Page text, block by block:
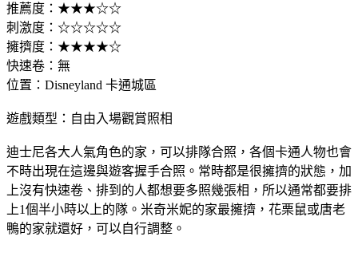
推薦度：★★★☆☆
刺激度：☆☆☆☆☆
擁擠度：★★★★☆
快速卷：無
位置：Disneyland 卡通城區
遊戲類型：自由入場觀賞照相
迪士尼各大人氣角色的家，可以排隊合照，各個卡通人物也會
不時出現在這邊與遊客握手合照。常時都是很擁擠的狀態，加
上沒有快速卷、排到的人都想要多照幾張相，所以通常都要排
上1個半小時以上的隊。米奇米妮的家最擁擠，花栗鼠或唐老
鴨的家就還好，可以自行調整。